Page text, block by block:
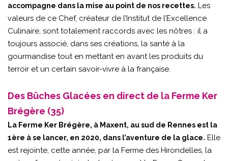
accompagne dans la mise au point de nos recettes. Les
valeurs de ce Chef, créateur de l’Institut de l’Excellence
Culinaire, sont totalement raccords avec les nôtres : il a
toujours associé, dans ses créations, la santé à la
gourmandise tout en mettant en avant les produits du
terroir et un certain savoir-vivre à la française.
Des Bûches Glacées en direct de la Ferme Ker
Brégère (35)
La Ferme Ker Brégère, à Maxent, au sud de Rennes est la
1ère à se lancer, en 2020, dans l’aventure de la glace. Elle
est rejointe, cette année, par la Ferme des Hirondelles, la